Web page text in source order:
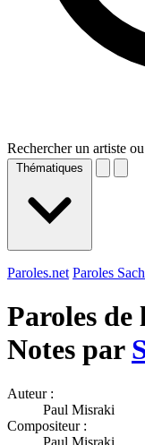
Rechercher un artiste
Thématiques
Paroles.net Paroles
Paroles de
Notes par
Auteur :
Paul Misraki
Compositeur :
Paul Misraki